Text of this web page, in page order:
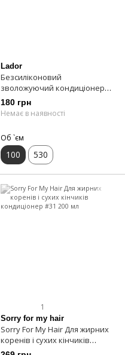
Lador
Безсиліконовий
зволожуючий кондиціонер
La'dor Moisture Balancing
Conditioner 100 мл
180 грн
Немає в наявності
Об `єм
100 530
1
Sorry for my hair
Sorry For My Hair Для жирних
коренів і сухих кінчиків
кондиціонер #31 200 мл